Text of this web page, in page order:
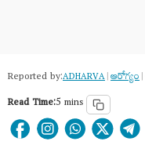
Reported by:ADHARVA|ఆరోగ్యం|
Read Time:5 mins